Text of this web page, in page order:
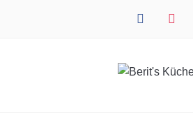
facebook instagram